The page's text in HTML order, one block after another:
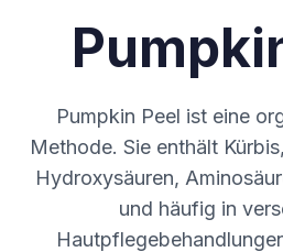
Pumpkin Peel ist eine
Methode. Sie enthält
Hydroxysäuren,
und häufig in